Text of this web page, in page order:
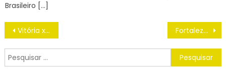
Brasileiro […]
Navegação
de
Post
Vitória x Vasco ; Horário, Onde Assistir, Placar ao vivo, e Palpites para o Brasileirão Série A 2025 Fortaleza x Juventude ; Horário, Onde Assistir, Placar ao vivo, e Palpites para o Brasileirão Série A 2025
Pesquisar
por: